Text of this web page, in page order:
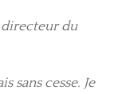
directeur du
sans cesse. Je